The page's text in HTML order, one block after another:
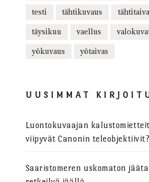
testi tähtikuvaus
täysikuu vaellus
yökuvaus yötaivas
UUSIMMAT
Luontokuvaajan
viipyvät Canonin teleobjektiivit?
Saaristomeren uskomaton